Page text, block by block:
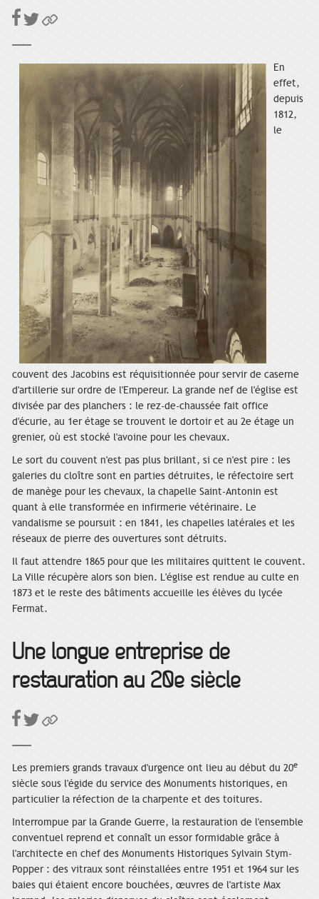
En
effet,
depuis
1812,
le
couvent des Jacobins est réquisitionnée pour servir de caserne
d'artillerie sur ordre de l'Empereur. La grande nef de l'église est
divisée par des planchers : le rez-de-chaussée fait office
d'écurie, au 1er étage se trouvent le dortoir et au 2e étage un
grenier, où est stocké l'avoine pour les chevaux.
Le sort du couvent n'est pas plus brillant, si ce n'est pire : les
galeries du cloître sont en parties détruites, le réfectoire sert
de manège pour les chevaux, la chapelle Saint-Antonin est
quant à elle transformée en infirmerie vétérinaire. Le
vandalisme se poursuit : en 1841, les chapelles latérales et les
réseaux de pierre des ouvertures sont détruits.
Il faut attendre 1865 pour que les militaires quittent le couvent.
La Ville récupère alors son bien. L'église est rendue au culte en
1873 et le reste des bâtiments accueille les élèves du lycée
Fermat.
Une longue entreprise de
restauration au 20e siècle
Les premiers grands travaux d'urgence ont lieu au début du 20e
siècle sous l'égide du service des Monuments historiques, en
particulier la réfection de la charpente et des toitures.
Interrompue par la Grande Guerre, la restauration de l'ensemble
conventuel reprend et connaît un essor formidable grâce à
l'architecte en chef des Monuments Historiques Sylvain Stym-
Popper : des vitraux sont réinstallées entre 1951 et 1964 sur les
baies qui étaient encore bouchées, œuvres de l'artiste Max